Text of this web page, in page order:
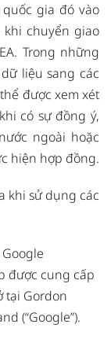
gia đó vào
chuyển giao
Trong những
liệu sang các
được xem xét
có sự đồng ý,
ngoài hoặc
hiện hợp đồng.
khi sử dụng các
được cung cấp
tại Gordon
(“Google”).